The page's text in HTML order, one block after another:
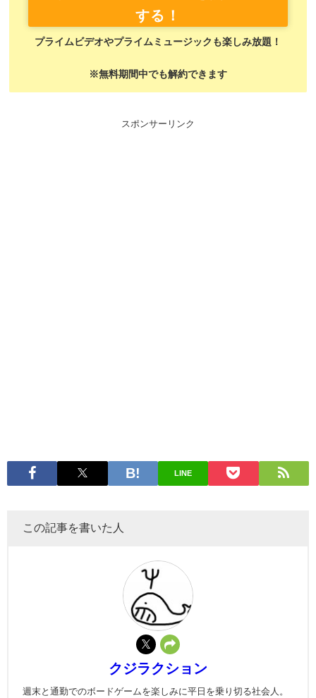
する！
プライムビデオやプライムミュージックも楽しみ放題！
※無料期間中でも解約できます
スポンサーリンク
LINE
この記事を書いた人
クジラクション
週末と通勤でのボードゲームを楽しみに平日を乗り切る社会人。